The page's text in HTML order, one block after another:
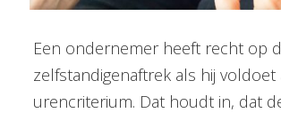
Een ondernemer heeft recht op
zelfstandigenaftrek als hij voldoet
urencriterium. Dat houdt in, dat